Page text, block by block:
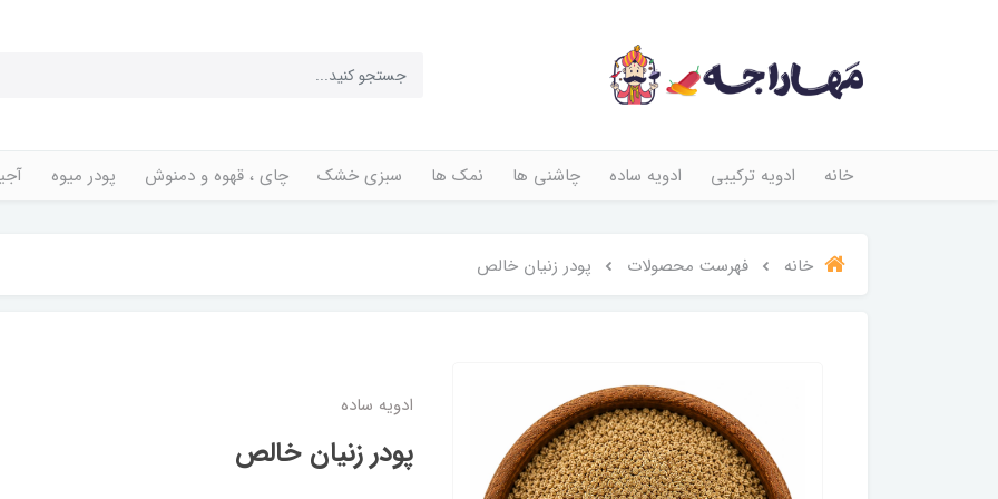
خانه ادویه ترکیبی ادویه ساده چاشنی ها نمک ها سبزی خشک چای ، قهوه و دمنوش پودر میوه
خانه فهرست محصولات پودر زنیان خالص
ادویه ساده
پودر زنیان خالص